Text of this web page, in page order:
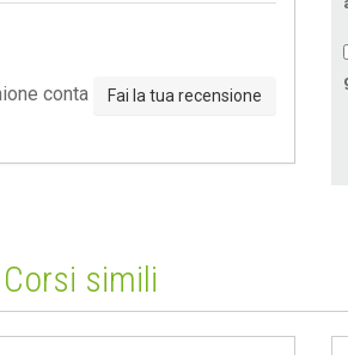
conta Fai la tua recensione
Corsi simili